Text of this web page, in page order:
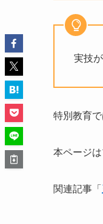
実技
特別教育
本ページ
関連記事「